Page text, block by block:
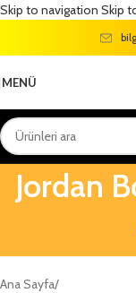
Skip to navigation Skip
MENÜ
Carina
Jordan
Ana Sayfa/